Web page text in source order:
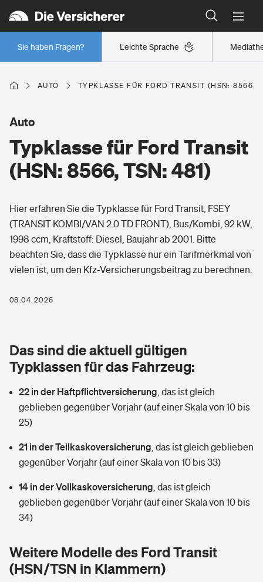
Leichte Sprache
Sie haben Fragen?
Wer versichert was: Jetzt Versicherer finden
Regionalklassen: So ist Ihre Region eingestuft
Wer versichert was: Jetzt Versicherer finden
Berufsunfähigkeitsversicherung
Erwerbsunfähigkeitsversicherung
Grundfähigkeitsversicherung
Arbeitsrechtsschutz
Berufshaftpflichtversicherung
Zur Übersicht
Tools
Wer versichert was: Jetzt Versicherer finden
Sie haben Fragen?
Wohnen
Glasversicherung
Mietkautionsversicherung
Restkreditversicherung
Tools
Hochwasser-Check: Wie gefährdet ist Ihr Haus?
Freizeit
Pri­vate Haft­pflicht­
Kinderunfall­ver­si­che­rung
Kinderinvalidität
Hundehalter-Haftpflicht
Handyversicherung
Private Cyberversicherung
Gesundheit
Private Krankenversicherung
Dread-Disease-Versicherung
Tierkrankenversicherung
Zur Übersicht
Tools
Wer versichert was: Jetzt Versicherer finden
Rentenrechner: Wie viel Geld bekomme ich im Alter?
AUTO TYPKLASSE FÜR FORD TRANSIT (HSN: 8566,
Typklasse für Ford Transit
(HSN: 8566, TSN: 481)
Auto
Hier erfahren Sie die Typklasse für Ford Transit, FSEY
(TRANSIT KOMBI/VAN 2.0 TD FRONT), Bus/Kombi, 92 kW,
1998 ccm, Kraftstoff: Diesel, Baujahr ab 2001. Bitte
beachten Sie, dass die Typklasse nur ein Tarifmerkmal von
vielen ist, um den Kfz-Versicherungsbeitrag zu berechnen.
08.04.2026
Das sind die aktuell gültigen
Typklassen für das Fahrzeug:
22 in der Haftpflichtversicherung das ist gleich
geblieben gegenüber Vorjahr (auf einer Skala von 10 bis
25)
21 in der Teilkaskoversicherung das ist gleich geblieben
gegenüber Vorjahr (auf einer Skala von 10 bis 33)
14 in der Vollkaskoversicherung das ist gleich
geblieben gegenüber Vorjahr (auf einer Skala von 10 bis
34)
Weitere Modelle des Ford Transit
(HSN/TSN in Klammern)